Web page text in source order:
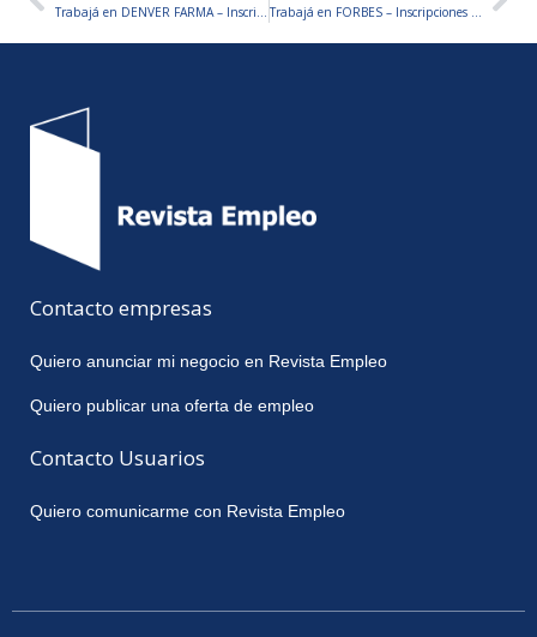
Trabajá en DENVER FARMA – Inscripciones abiertas Trabajá en FORBES – Inscripciones abiertas
Contacto empresas
Quiero anunciar mi negocio en Revista Empleo
Quiero publicar una oferta de empleo
Contacto Usuarios
Quiero comunicarme con Revista Empleo